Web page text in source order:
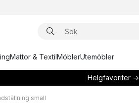
Mattor & TextilMöblerUtemöbler
Helgfavoriter →
small